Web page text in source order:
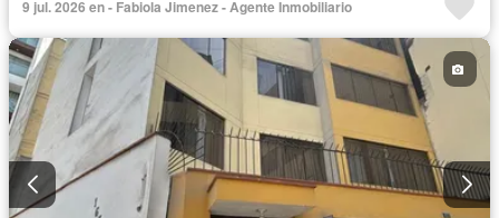
9 jul. 2026 en - Fabiola Jimenez - Agente Inmobiliario